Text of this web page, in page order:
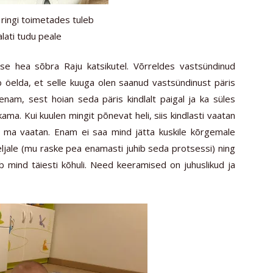
ringi toimetades tuleb
tudu peale
hea sõbra Raju katsikutel. Võrreldes vastsündinud
et selle kuuga olen saanud vastsündinust päris
sest hoian seda päris kindlalt paigal ja ka süles
Kui kuulen mingit põnevat heli, siis kindlasti vaatan
vaatan. Enam ei saa mind jätta kuskile kõrgemale
(mu raske pea enamasti juhib seda protsessi) ning
mind täiesti kõhuli. Need keeramised on juhuslikud ja